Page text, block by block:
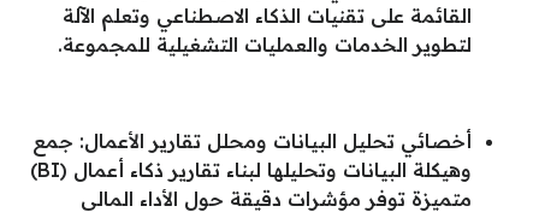
القائمة على تقنيات الذكاء الاصطناعي وتعلم الآلة
لتطوير الخدمات والعمليات التشغيلية للمجموعة.
أخصائي تحليل البيانات ومحلل تقارير الأعمال: جمع
وهيكلة البيانات وتحليلها لبناء تقارير ذكاء أعمال (BI)
متميزة توفر مؤشرات دقيقة حول الأداء المالي